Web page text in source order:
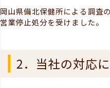
岡山県備北保健所による調査
営業停止処分を受けました。
2．当社の対応